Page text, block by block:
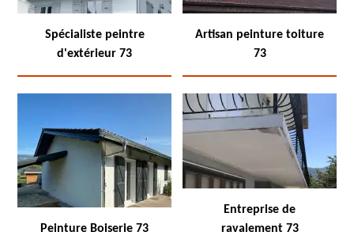
Spécialiste peintre
d'extérieur 73
Artisan peinture toiture
73
Peinture Boiserie 73
Entreprise de
ravalement 73